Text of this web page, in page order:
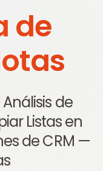
de
de
Listas en
de CRM —